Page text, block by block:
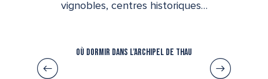
vignobles, centres historiques…
Où dormir dans l’Archipel de Thau